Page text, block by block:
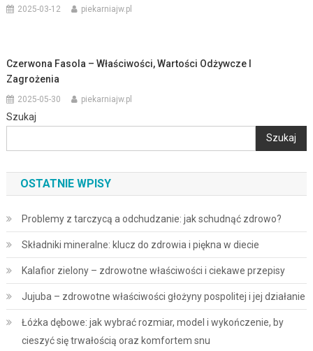
2025-03-12 piekarniajw.pl
Czerwona Fasola – Właściwości, Wartości Odżywcze I
Zagrożenia
2025-05-30 piekarniajw.pl
Szukaj
Szukaj
OSTATNIE WPISY
Problemy z tarczycą a odchudzanie: jak schudnąć zdrowo?
Składniki mineralne: klucz do zdrowia i piękna w diecie
Kalafior zielony – zdrowotne właściwości i ciekawe przepisy
Jujuba – zdrowotne właściwości głożyny pospolitej i jej działanie
Łóżka dębowe: jak wybrać rozmiar, model i wykończenie, by
cieszyć się trwałością oraz komfortem snu